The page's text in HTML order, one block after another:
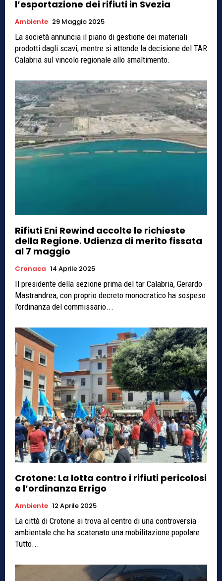
l’esportazione dei rifiuti in Svezia
Ambiente 29 Maggio 2025
La società annuncia il piano di gestione dei materiali
prodotti dagli scavi, mentre si attende la decisione del TAR
Calabria sul vincolo regionale allo smaltimento.
Rifiuti Eni Rewind accolte le richieste
della Regione. Udienza di merito fissata
al 7 maggio
Cronaca 14 Aprile 2025
Il presidente della sezione prima del tar Calabria, Gerardo
Mastrandrea, con proprio decreto monocratico ha sospeso
l'ordinanza del commissario...
Crotone: La lotta contro i rifiuti pericolosi
e l’ordinanza Errigo
Ambiente 12 Aprile 2025
La città di Crotone si trova al centro di una controversia
ambientale che ha scatenato una mobilitazione popolare.
Tutto...